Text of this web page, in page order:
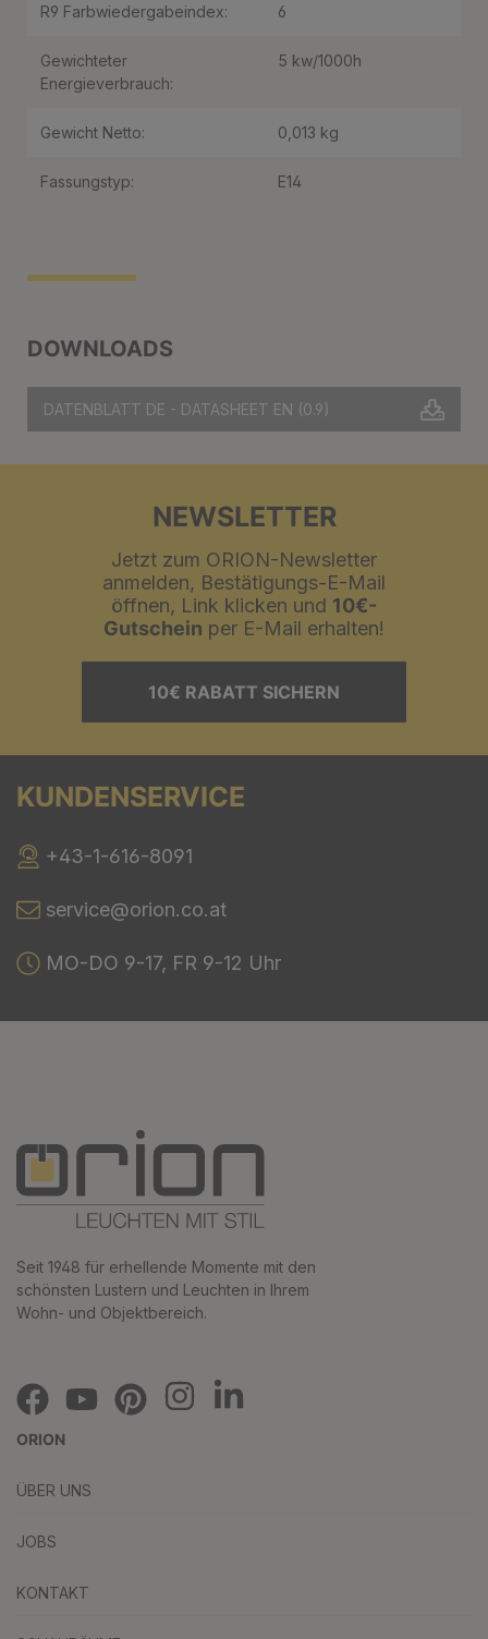
DOWNLOADS
DATENBLATT DE - DATASHEET EN (0.9)
R9 Farbwiedergabeindex: 6
Gewichteter
Energieverbrauch:
5 kw/1000h
Gewicht Netto: 0,013 kg
Fassungstyp: E14
NEWSLETTER
Jetzt zum ORION-Newsletter
anmelden, Bestätigungs-E-Mail
öffnen, Link klicken und 10€-
Gutschein per E-Mail erhalten!
10€ RABATT SICHERN
KUNDENSERVICE
+43-1-616-8091
service@orion.co.at
MO-DO 9-17, FR 9-12 Uhr
Seit 1948 für erhellende Momente mit den
schönsten Lustern und Leuchten in Ihrem
Wohn- und Objektbereich.
ORION
ÜBER UNS
JOBS
KONTAKT